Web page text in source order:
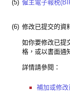
(5) 僱主電子報税
(6) 修改已提交的資
如你要修改已提
格，或以書面通
詳情請參閱：
補加或修